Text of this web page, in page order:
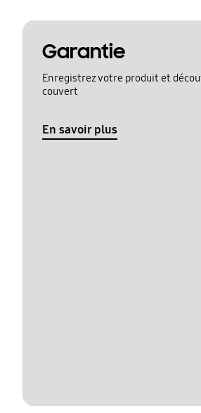
Garantie
Enregistrez votre produit et
couvert
En savoir plus